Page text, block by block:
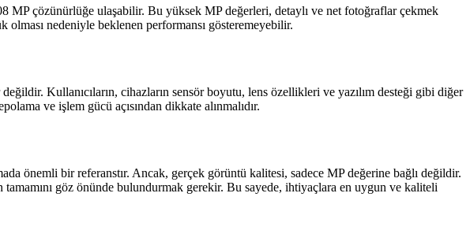
MP çözünürlüğe ulaşabilir. Bu yüksek MP değerleri, detaylı ve net fotoğraflar çekmek
nedeniyle beklenen performansı gösteremeyebilir.
Kullanıcıların, cihazların sensör boyutu, lens özellikleri ve yazılım desteği gibi diğer
ve işlem gücü açısından dikkate alınmalıdır.
önemli bir referanstır. Ancak, gerçek görüntü kalitesi, sadece MP değerine bağlı değildir.
göz önünde bulundurmak gerekir. Bu sayede, ihtiyaçlara en uygun ve kaliteli